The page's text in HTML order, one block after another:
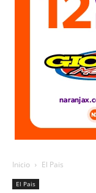
Inicio El Pais
El Pais